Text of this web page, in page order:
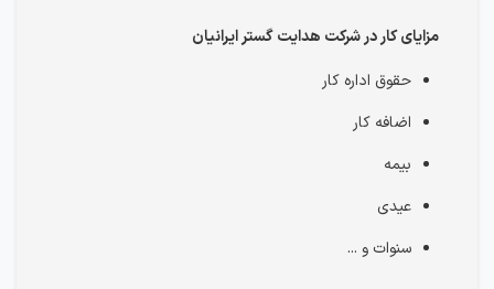
مزایای کار در شرکت هدایت گستر ایرانیان
حقوق اداره کار
اضافه کار
بیمه
عیدی
سنوات و ...